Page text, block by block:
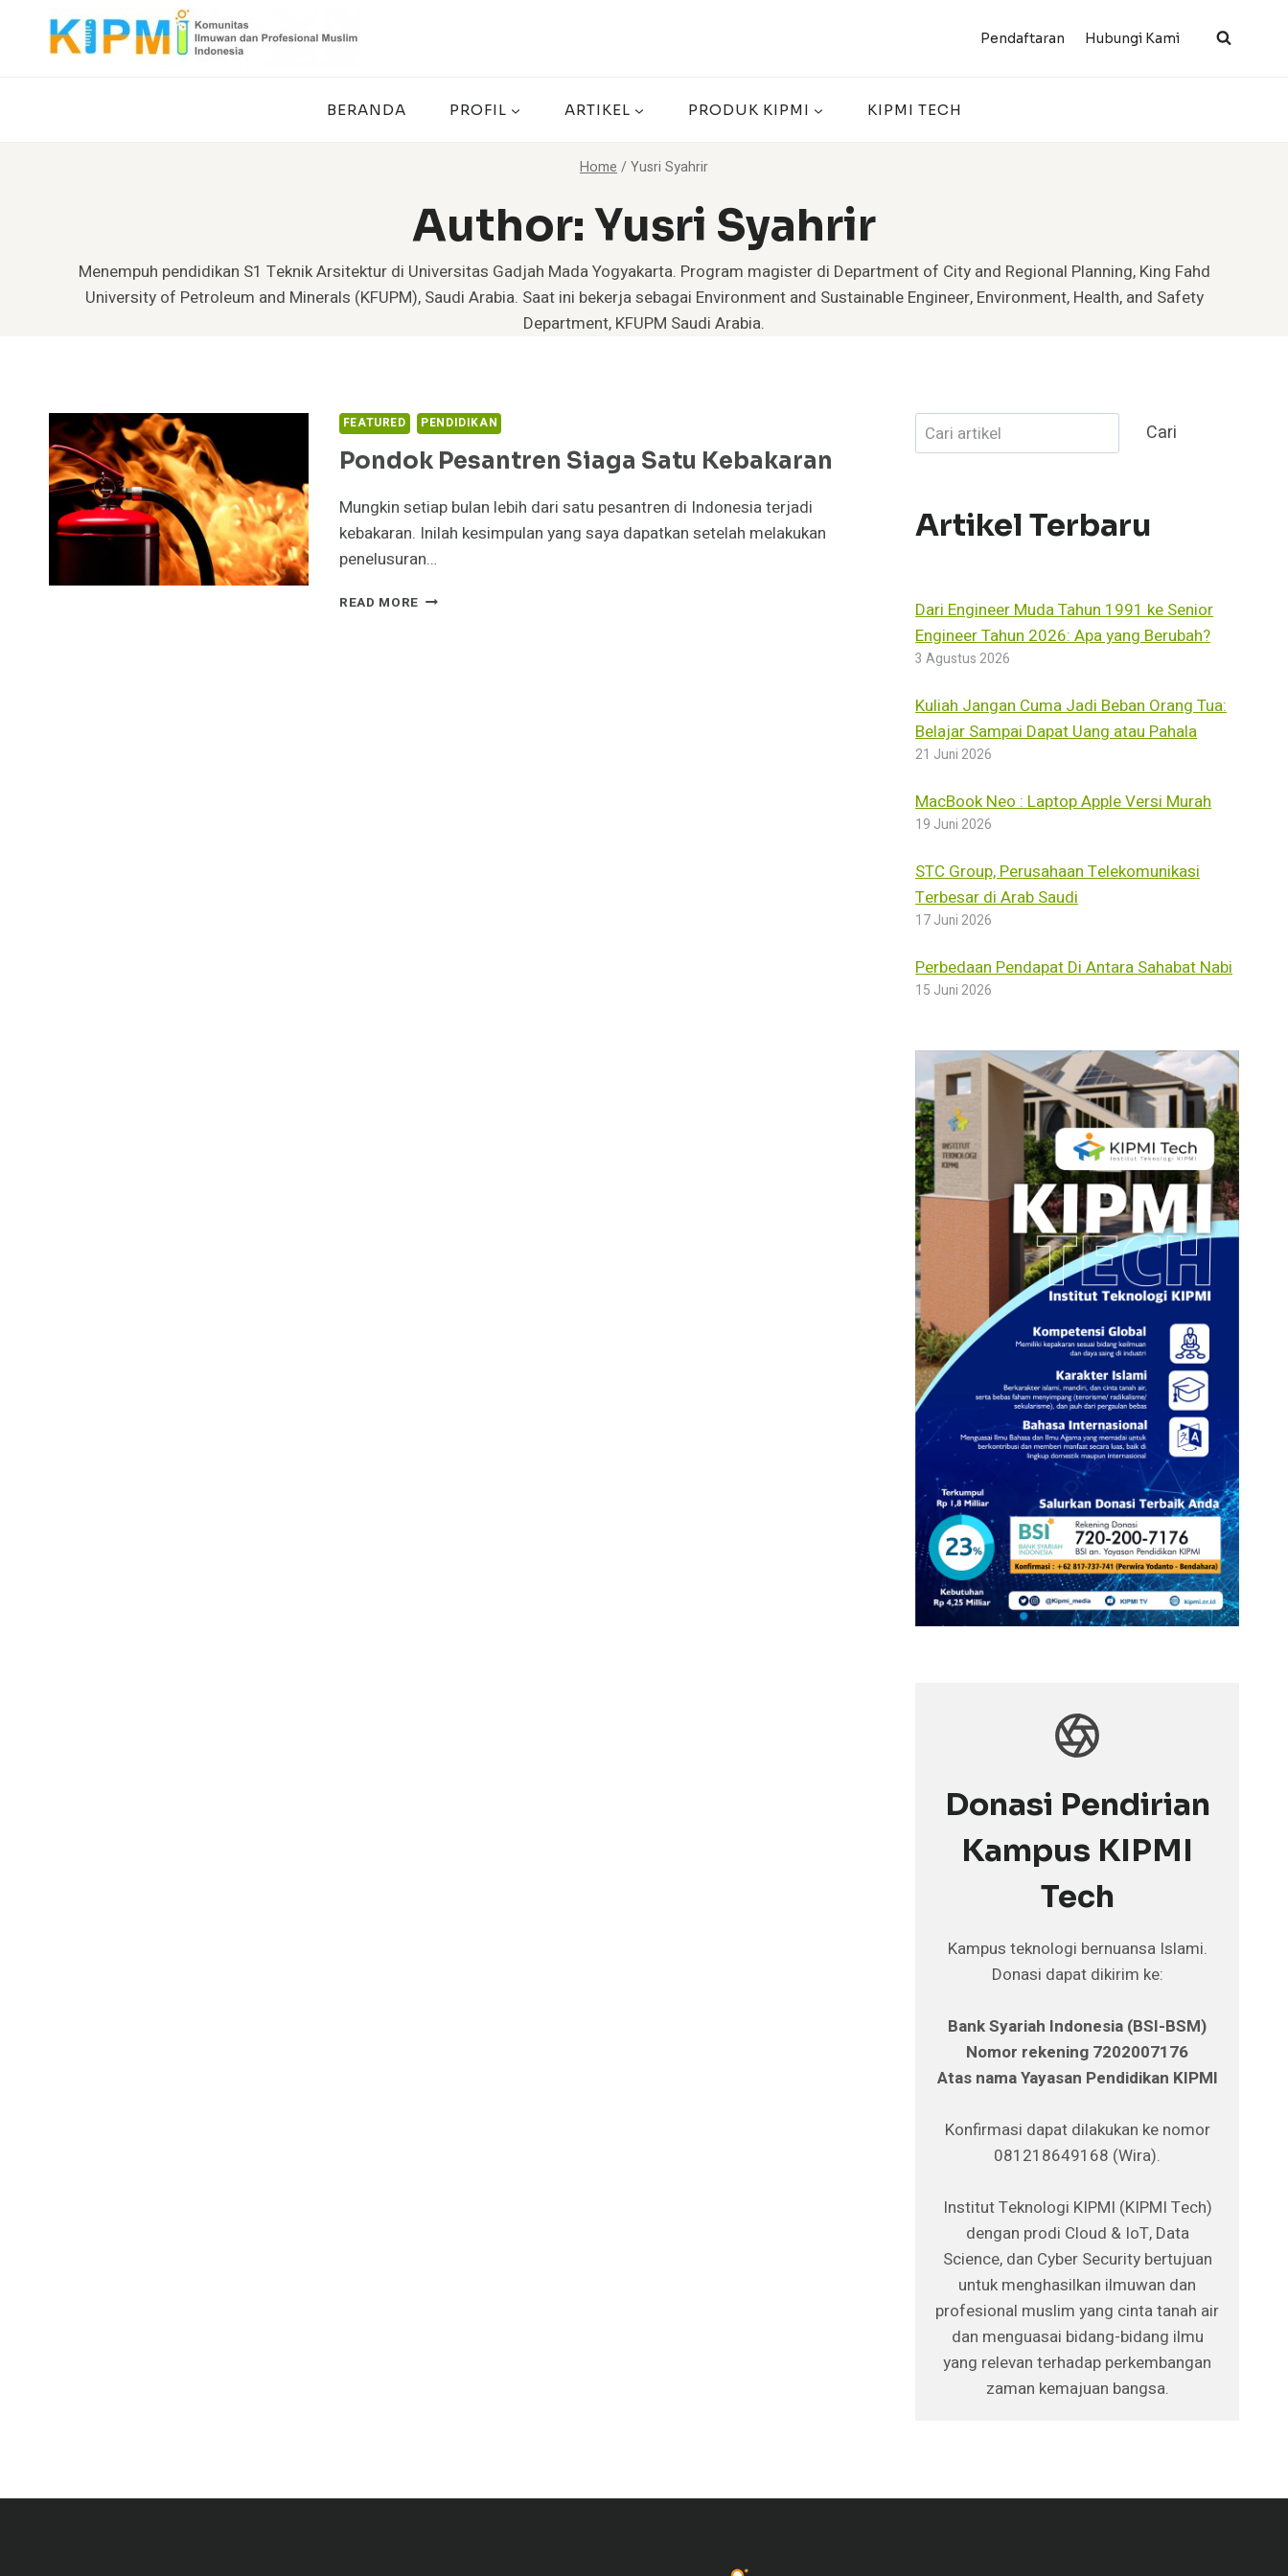
Pendaftaran Hubungi Kami
BERANDA PROFIL ARTIKEL PRODUK KIPMI KIPMI TECH
Home/Yusri Syahrir
Author: Yusri Syahrir
Menempuh pendidikan S1 Teknik Arsitektur di Universitas Gadjah Mada Yogyakarta. Program magister di Department of City and Regional Planning, King Fahd
University of Petroleum and Minerals (KFUPM), Saudi Arabia. Saat ini bekerja sebagai Environment and Sustainable Engineer, Environment, Health, and Safety
Department, KFUPM Saudi Arabia.
FEATURED PENDIDIKAN
Pondok Pesantren Siaga Satu Kebakaran
Mungkin setiap bulan lebih dari satu pesantren di Indonesia terjadi
kebakaran. Inilah kesimpulan yang saya dapatkan setelah melakukan
penelusuran…
READ MORE PONDOK
Cari Cari
Artikel Terbaru
Dari Engineer Muda Tahun 1991 ke Senior
Engineer Tahun 2026: Apa yang Berubah?
3 Agustus 2026
Kuliah Jangan Cuma Jadi Beban Orang Tua:
Belajar Sampai Dapat Uang atau Pahala
21 Juni 2026
MacBook Neo : Laptop Apple Versi Murah
19 Juni 2026
STC Group, Perusahaan Telekomunikasi
Terbesar di Arab Saudi
17 Juni 2026
Perbedaan Pendapat Di Antara Sahabat Nabi
15 Juni 2026
Donasi Pendirian
Kampus KIPMI
Tech
Kampus teknologi bernuansa Islami.
Donasi dapat dikirim ke:
Bank Syariah Indonesia (BSI-BSM)
Nomor rekening 7202007176
Atas nama Yayasan Pendidikan KIPMI
Konfirmasi dapat dilakukan ke nomor
081218649168 (Wira).
Institut Teknologi KIPMI (KIPMI Tech)
dengan prodi Cloud & IoT, Data
Science, dan Cyber Security bertujuan
untuk menghasilkan ilmuwan dan
profesional muslim yang cinta tanah air
dan menguasai bidang-bidang ilmu
yang relevan terhadap perkembangan
zaman kemajuan bangsa.